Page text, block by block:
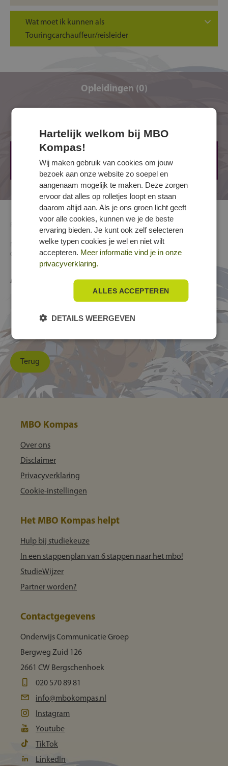
Wat moet ik kunnen als
Touringcarchauffeur/reisleider
touringcar door smalle straatjes sturen, dat is
Je bent stressbestendig en houdt je hoofd koel,
ook als de groep liever selfies maakt dan op tijd
terugkomt.
Transport, scheepvaart en logistiek
railtransport» Personenvervoer
Touringcarchauffeur/reisleider
Crebocode
25673
Andere functies/benamingen voor Touringcarchauffeur/reisleider:
Chauffeur buitenlandse toerritten
Chauffeur binnenlandse toerritten
Terug
Opleidingen (0)
Op dit moment worden nergens opleidingen voor dit
beroep aangeboden.
MBO Kompas
Over ons
Disclaimer
Privacyverklaring
Cookie-instellingen
Het MBO Kompas helpt
Hulp bij studiekeuze
In een stappenplan van 6 stappen naar het mbo!
StudieWijzer
Partner worden?
Contactgegevens
Onderwijs Communicatie Groep
Bergweg Zuid 126
2661 CW Bergschenhoek
020 570 89 81
info@mbokompas.nl
Instagram
Youtube
TikTok
LinkedIn
Hartelijk welkom bij MBO
Kompas!
Wij maken gebruik van cookies om jouw
bezoek aan onze website zo soepel en
aangenaam mogelijk te maken. Deze zorgen
ervoor dat alles op rolletjes loopt en staan
daarom altijd aan. Als je ons groen licht geeft
voor alle cookies, kunnen we je de beste
ervaring bieden. Je kunt ook zelf selecteren
welke typen cookies je wel en niet wilt
accepteren. Meer informatie vind je in onze
privacyverklaring.
ALLES ACCEPTEREN
DETAILS WEERGEVEN